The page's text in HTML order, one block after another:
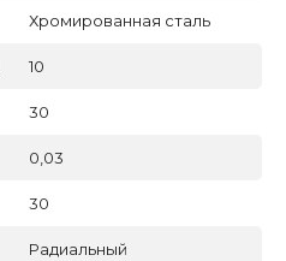
Хромированная сталь
10
30
0,03
30
Радиальный